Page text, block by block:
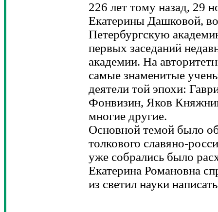
226 лет тому назад, 29
Екатерины Дашковой,
Петербургскую
первых заседаний
академии. На
самые знаменитые
деятели той эпохи:
Фонвизин, Яков
многие другие.
Основной темой было
толкового славяно-
уже собрались было
Екатерина Романовна
из светил науки